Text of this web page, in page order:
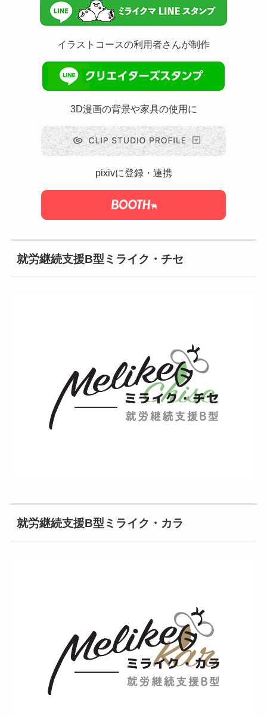
イラストコースの利用者さんが制作
3D漫画の背景や家具の使用に
pixivに登録・連携
就労継続支援B型ミライク・チセ
就労継続支援B型ミライク・カラ